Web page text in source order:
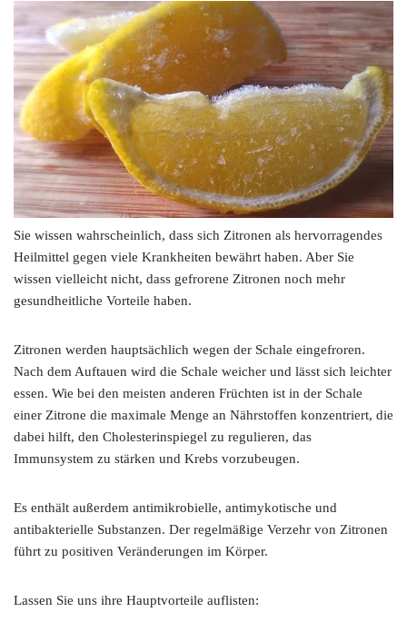
Sie wissen wahrscheinlich, dass sich Zitronen als hervorragendes
Heilmittel gegen viele Krankheiten bewährt haben. Aber Sie
wissen vielleicht nicht, dass gefrorene Zitronen noch mehr
gesundheitliche Vorteile haben.
Zitronen werden hauptsächlich wegen der Schale eingefroren.
Nach dem Auftauen wird die Schale weicher und lässt sich leichter
essen. Wie bei den meisten anderen Früchten ist in der Schale
einer Zitrone die maximale Menge an Nährstoffen konzentriert, die
dabei hilft, den Cholesterinspiegel zu regulieren, das
Immunsystem zu stärken und Krebs vorzubeugen.
Es enthält außerdem antimikrobielle, antimykotische und
antibakterielle Substanzen. Der regelmäßige Verzehr von Zitronen
führt zu positiven Veränderungen im Körper.
Lassen Sie uns ihre Hauptvorteile auflisten: